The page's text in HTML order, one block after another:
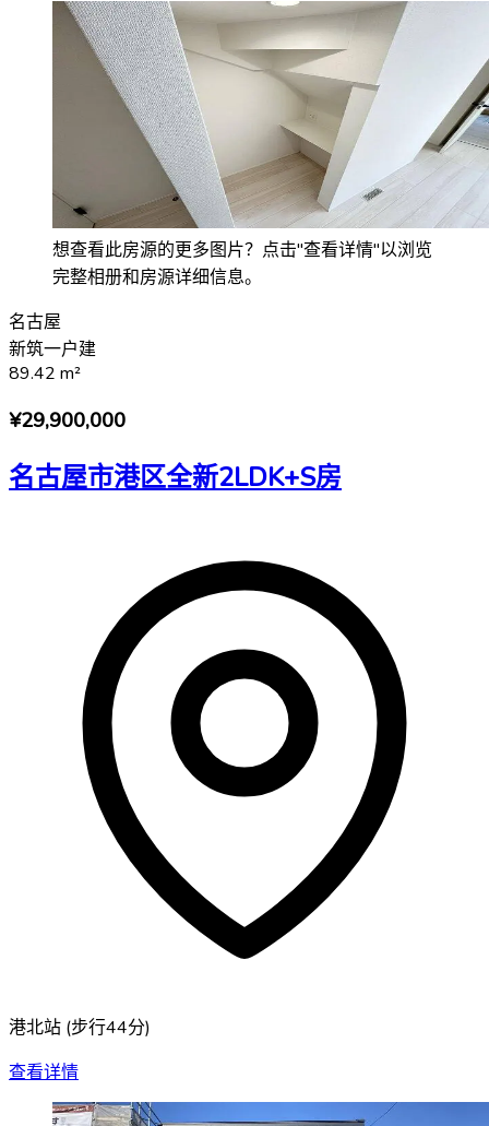
想查看此房源的更多图片？点击"查看详情"以浏览
完整相册和房源详细信息。
名古屋
新筑一户建
89.42 m²
¥29,900,000
名古屋市港区全新2LDK+S房
港北站 (步行44分)
查看详情